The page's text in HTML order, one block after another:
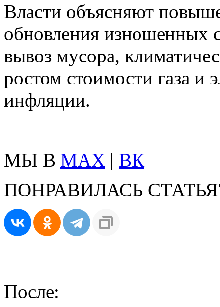
Власти объясняют
обновления изношенных
вывоз мусора,
ростом стоимости газа и
инфляции.
МЫ В MAX | ВК
ПОНРАВИЛАСЬ
После: